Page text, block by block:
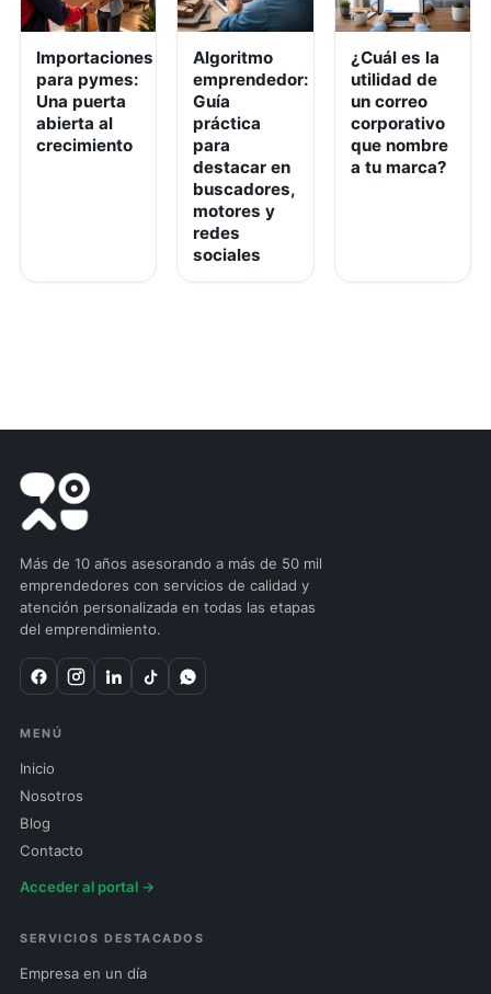
Importaciones
para pymes:
Una puerta
abierta al
crecimiento
Algoritmo
emprendedor:
Guía
práctica
para
destacar en
buscadores,
motores y
redes
sociales
¿Cuál es la
utilidad de
un correo
corporativo
que nombre
a tu marca?
Más de 10 años asesorando a más de 50 mil
emprendedores con servicios de calidad y
atención personalizada en todas las etapas
del emprendimiento.
MENÚ
Inicio
Nosotros
Blog
Contacto
Acceder al portal →
SERVICIOS DESTACADOS
Empresa en un día